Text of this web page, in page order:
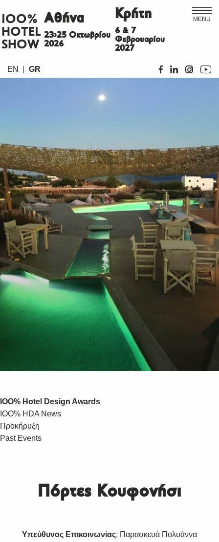
MENU
ΙΟΟ%
HOTEL
SHOW
Αθήνα
23>25 Οκτωβρίου
2026
Κρήτη
6 & 7
Φεβρουαρίου
2027
EN GR
IOO% Hotel Design Awards
IOO% HDA News
Προκήρυξη
Past Events
Πόρτες Κουφονήσι
Υπεύθυνος Επικοινωνίας: Παρασκευά Πολυάννα